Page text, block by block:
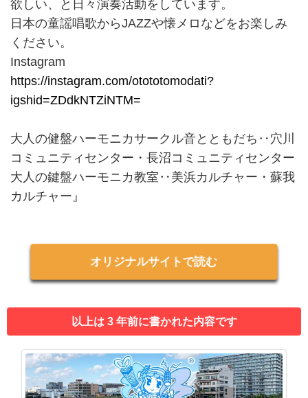
欲しい、と日々演奏活動をしています。
日本の童謡唱歌からJAZZや懐メロなどをお楽しみ
ください。
Instagram
https://instagram.com/otototomodati?
igshid=ZDdkNTZiNTM=
大人の健盤ハーモニカサークル音とともだち‥穴川
コミュニティセンター・長沼コミュニティセンター
大人の鍵盤ハーモニカ教室‥美浜カルチャー・蘇我
カルチャー』
オリジナルサイトで読む
以上は 3 年前に書かれた内容です